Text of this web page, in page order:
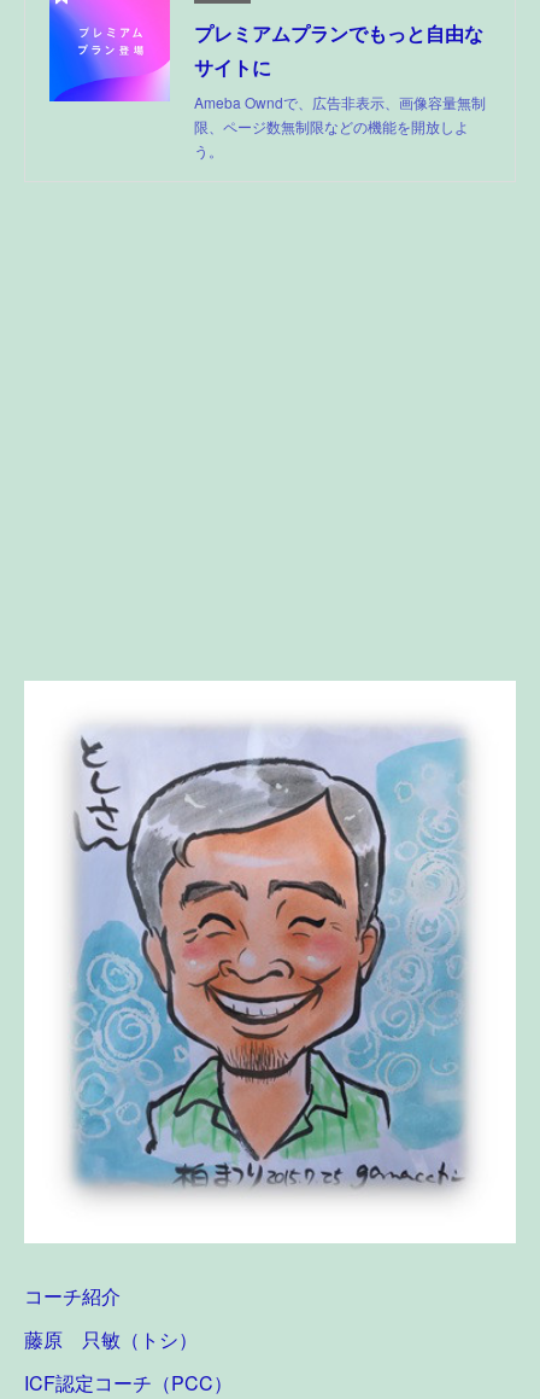
プレミアムプランでもっと自由な
サイトに
Ameba Owndで、広告非表示、画像容量無制
限、ページ数無制限などの機能を開放しよ
う。
コーチ紹介
藤原 只敏（トシ）
ICF認定コーチ（PCC）